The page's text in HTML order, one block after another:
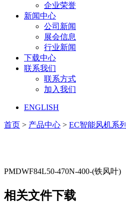
企业荣誉
新闻中心
公司新闻
展会信息
行业新闻
下载中心
联系我们
联系方式
加入我们
ENGLISH
首页 > 产品中心 > EC智能风机系列
PMDWF84L50-470N-400-(铁风叶)
相关文件下载